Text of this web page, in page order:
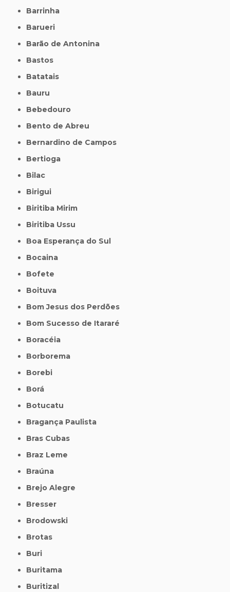
Barrinha
Barueri
Barão de Antonina
Bastos
Batatais
Bauru
Bebedouro
Bento de Abreu
Bernardino de Campos
Bertioga
Bilac
Birigui
Biritiba Mirim
Biritiba Ussu
Boa Esperança do Sul
Bocaina
Bofete
Boituva
Bom Jesus dos Perdões
Bom Sucesso de Itararé
Boracéia
Borborema
Borebi
Borá
Botucatu
Bragança Paulista
Bras Cubas
Braz Leme
Braúna
Brejo Alegre
Bresser
Brodowski
Brotas
Buri
Buritama
Buritizal